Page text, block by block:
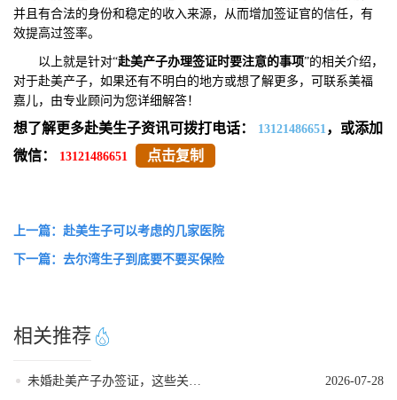
并且有合法的身份和稳定的收入来源，从而增加签证官的信任，有
效提高过签率。
以上就是针对“赴美产子办理签证时要注意的事项”的相关介绍，
对于赴美产子，如果还有不明白的地方或想了解更多，可联系美福
嘉儿，由专业顾问为您详细解答！
想了解更多赴美生子资讯可拨打电话： 13121486651，或添加
微信：
13121486651 点击复制
上一篇：赴美生子可以考虑的几家医院
下一篇：去尔湾生子到底要不要买保险
相关推荐
未婚赴美产子办签证，这些关键点要牢记
2026-07-28